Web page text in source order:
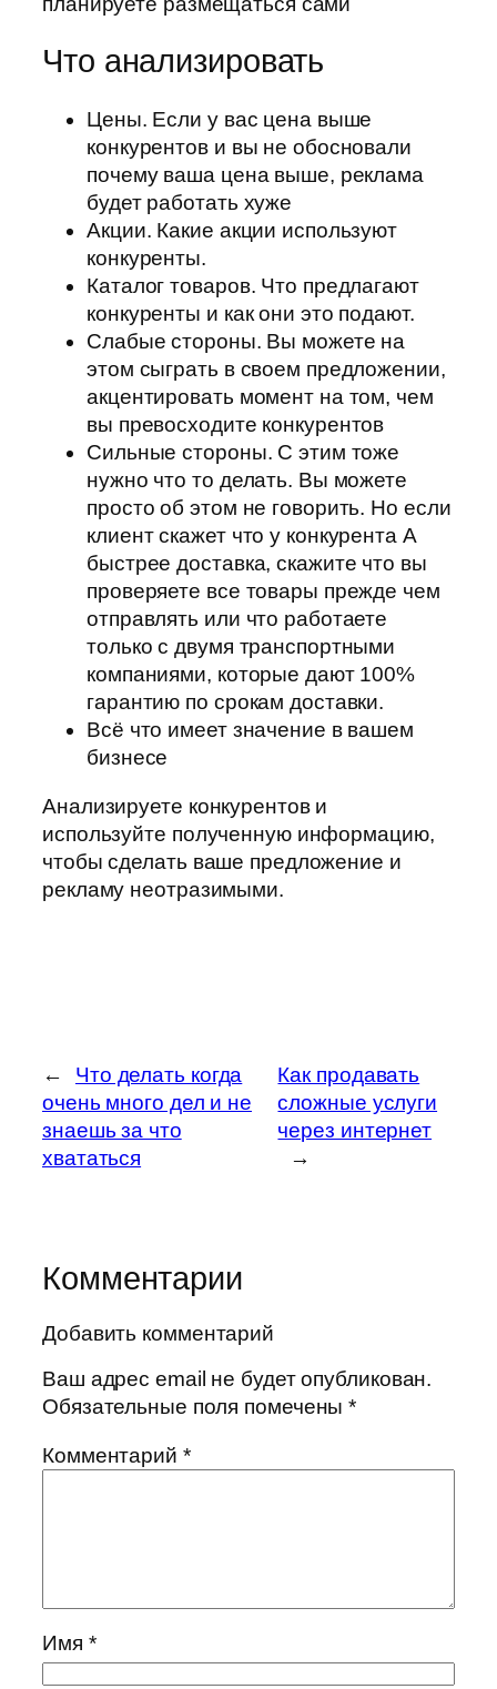
Что анализировать
Цены. Если у вас цена выше
конкурентов и вы не обосновали
почему ваша цена выше, реклама
будет работать хуже
Акции. Какие акции используют
конкуренты.
Каталог товаров. Что предлагают
конкуренты и как они это подают.
Слабые стороны. Вы можете на
этом сыграть в своем предложении,
акцентировать момент на том, чем
вы превосходите конкурентов
Сильные стороны. С этим тоже
нужно что то делать. Вы можете
просто об этом не говорить. Но если
клиент скажет что у конкурента А
быстрее доставка, скажите что вы
проверяете все товары прежде чем
отправлять или что работаете
только с двумя транспортными
компаниями, которые дают 100%
гарантию по срокам доставки.
Всё что имеет значение в вашем
бизнесе
Анализируете конкурентов и
используйте полученную информацию,
чтобы сделать ваше предложение и
рекламу неотразимыми.
←
Что делать когда
очень много дел и не
знаешь за что
хвататься
Как продавать
сложные услуги
через интернет
→
Комментарии
Добавить комментарий
Ваш адрес email не будет опубликован.
Обязательные поля помечены*
Комментарий *
Имя *